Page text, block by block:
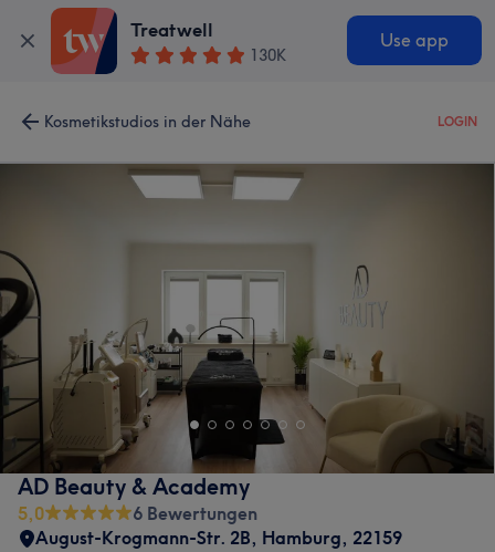
Treatwell
130K
Use app
Kosmetikstudios in der Nähe LOGIN
AD Beauty & Academy
5,0
6 Bewertungen
August-Krogmann-Str. 2B, Hamburg, 22159